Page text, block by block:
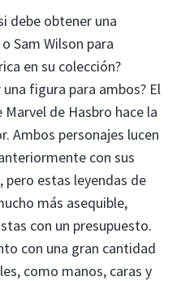
debe obtener una
Sam Wilson para
en su colección?
figura para ambos? El
de Hasbro hace la
Ambos personajes lucen
con sus
estas leyendas de
más asequible,
con un presupuesto.
con una gran cantidad
como manos, caras y